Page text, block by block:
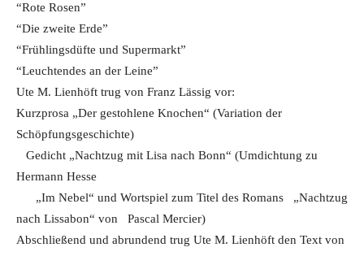
“Rote Rosen”
“Die zweite Erde”
“Frühlingsdüfte und Supermarkt”
“Leuchtendes an der Leine”
Ute M. Lienhöft trug von Franz Lässig vor:
Kurzprosa „Der gestohlene Knochen“ (Variation der
Schöpfungsgeschichte)
Gedicht „Nachtzug mit Lisa nach Bonn“ (Umdichtung zu
Hermann Hesse
„Im Nebel“ und Wortspiel zum Titel des Romans „Nachtzug
nach Lissabon“ von Pascal Mercier)
Abschließend und abrundend trug Ute M. Lienhöft den Text von